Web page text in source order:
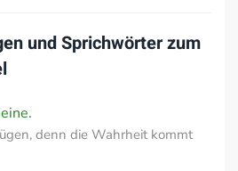
und Sprichwörter zum
denn die Wahrheit kommt